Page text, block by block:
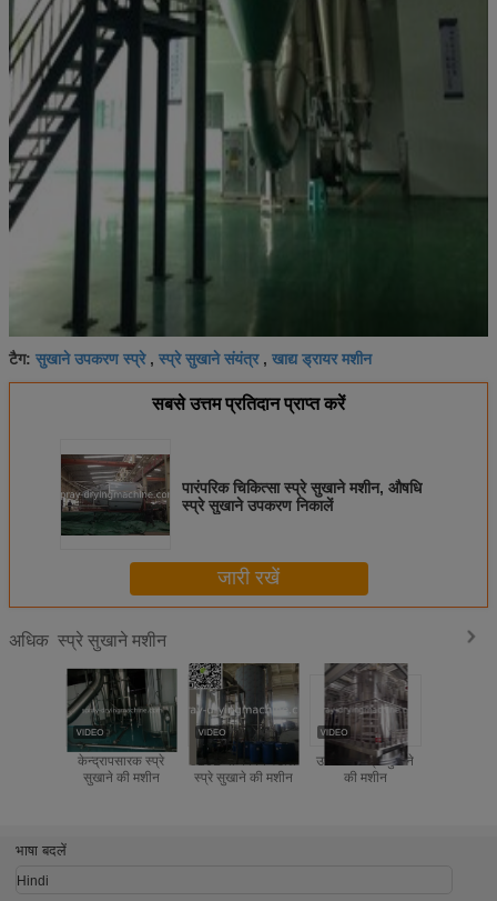
टैग: सुखाने उपकरण स्प्रे, स्प्रे सुखाने संयंत्र, खाद्य ड्रायर मशीन
सबसे उत्तम प्रतिदान प्राप्त करें
पारंपरिक चिकित्सा स्प्रे सुखाने मशीन, औषधि
स्प्रे सुखाने उपकरण निकालें
जारी रखें
अधिक स्प्रे सुखाने मशीन
केन्द्रापसारक स्प्रे
सुखाने की मशीन
316L या कार्बन स्टील
स्प्रे सुखाने की मशीन
उच्च गति स्प्रे सुखाने
की मशीन
भाषा बदलें
Hindi